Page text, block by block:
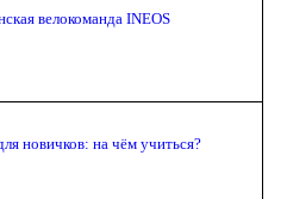
велокоманда INEOS
новичков: на чём учиться?